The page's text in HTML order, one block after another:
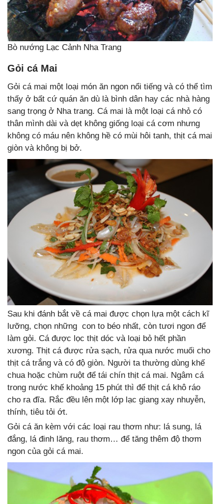
Bò nướng Lạc Cảnh Nha Trang
Gỏi cá Mai
Gỏi cá mai một loại món ăn ngon nổi tiếng và có thể tìm
thấy ở bất cứ quán ăn dù là bình dân hay các nhà hàng
sang trọng ở Nha trang. Cá mai là một loại cá nhỏ có
thân mình dài và dẹt không giống loại cá cơm nhưng
không có máu nên không hề có mùi hôi tanh, thịt cá mai
giòn và không bị bở.
Sau khi đánh bắt về cá mai được chọn lựa một cách kĩ
lưỡng, chọn những con to béo nhất, còn tươi ngon để
làm gỏi. Cá được lọc thịt dóc và loại bỏ hết phần
xương. Thịt cá được rửa sạch, rửa qua nước muối cho
thịt cá trắng và có độ giòn. Người ta thường dùng khế
chua hoặc chùm ruột để tái chín thịt cá mai. Ngâm cá
trong nước khế khoảng 15 phút thì để thịt cá khô ráo
cho ra đĩa. Rắc đều lên một lớp lạc giang xay nhuyễn,
thính, tiêu tỏi ớt.
Gỏi cá ăn kèm với các loại rau thơm như: lá sung, lá
đắng, lá đinh lăng, rau thơm… để tăng thêm độ thơm
ngon của gỏi cá mai.